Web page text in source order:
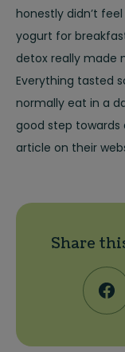
honestly didn’t
yogurt for
detox really made
Everything tasted
normally eat in a
good step towards
article on their
Share